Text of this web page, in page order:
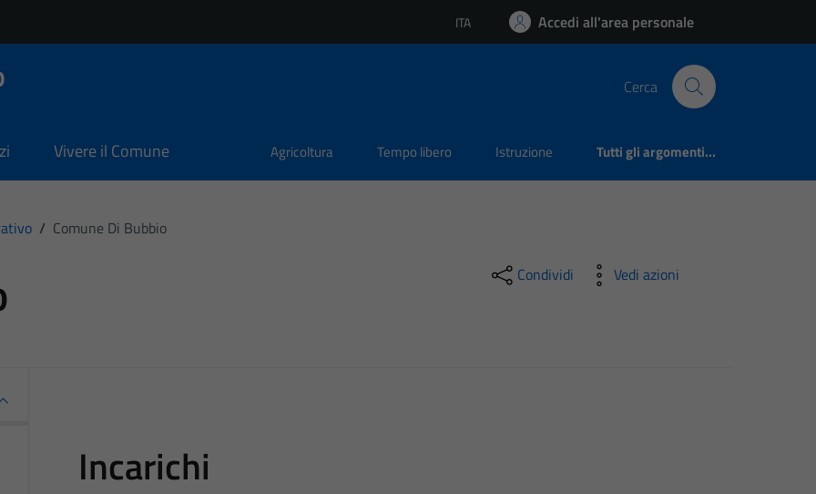
Lingua attiva:
ITA Accedi all'area personale
Cerca
Vivere il Comune Agricoltura Tempo libero Istruzione Tutti gli argomenti...
/ Comune Di Bubbio
Condividi Vedi azioni
Incarichi